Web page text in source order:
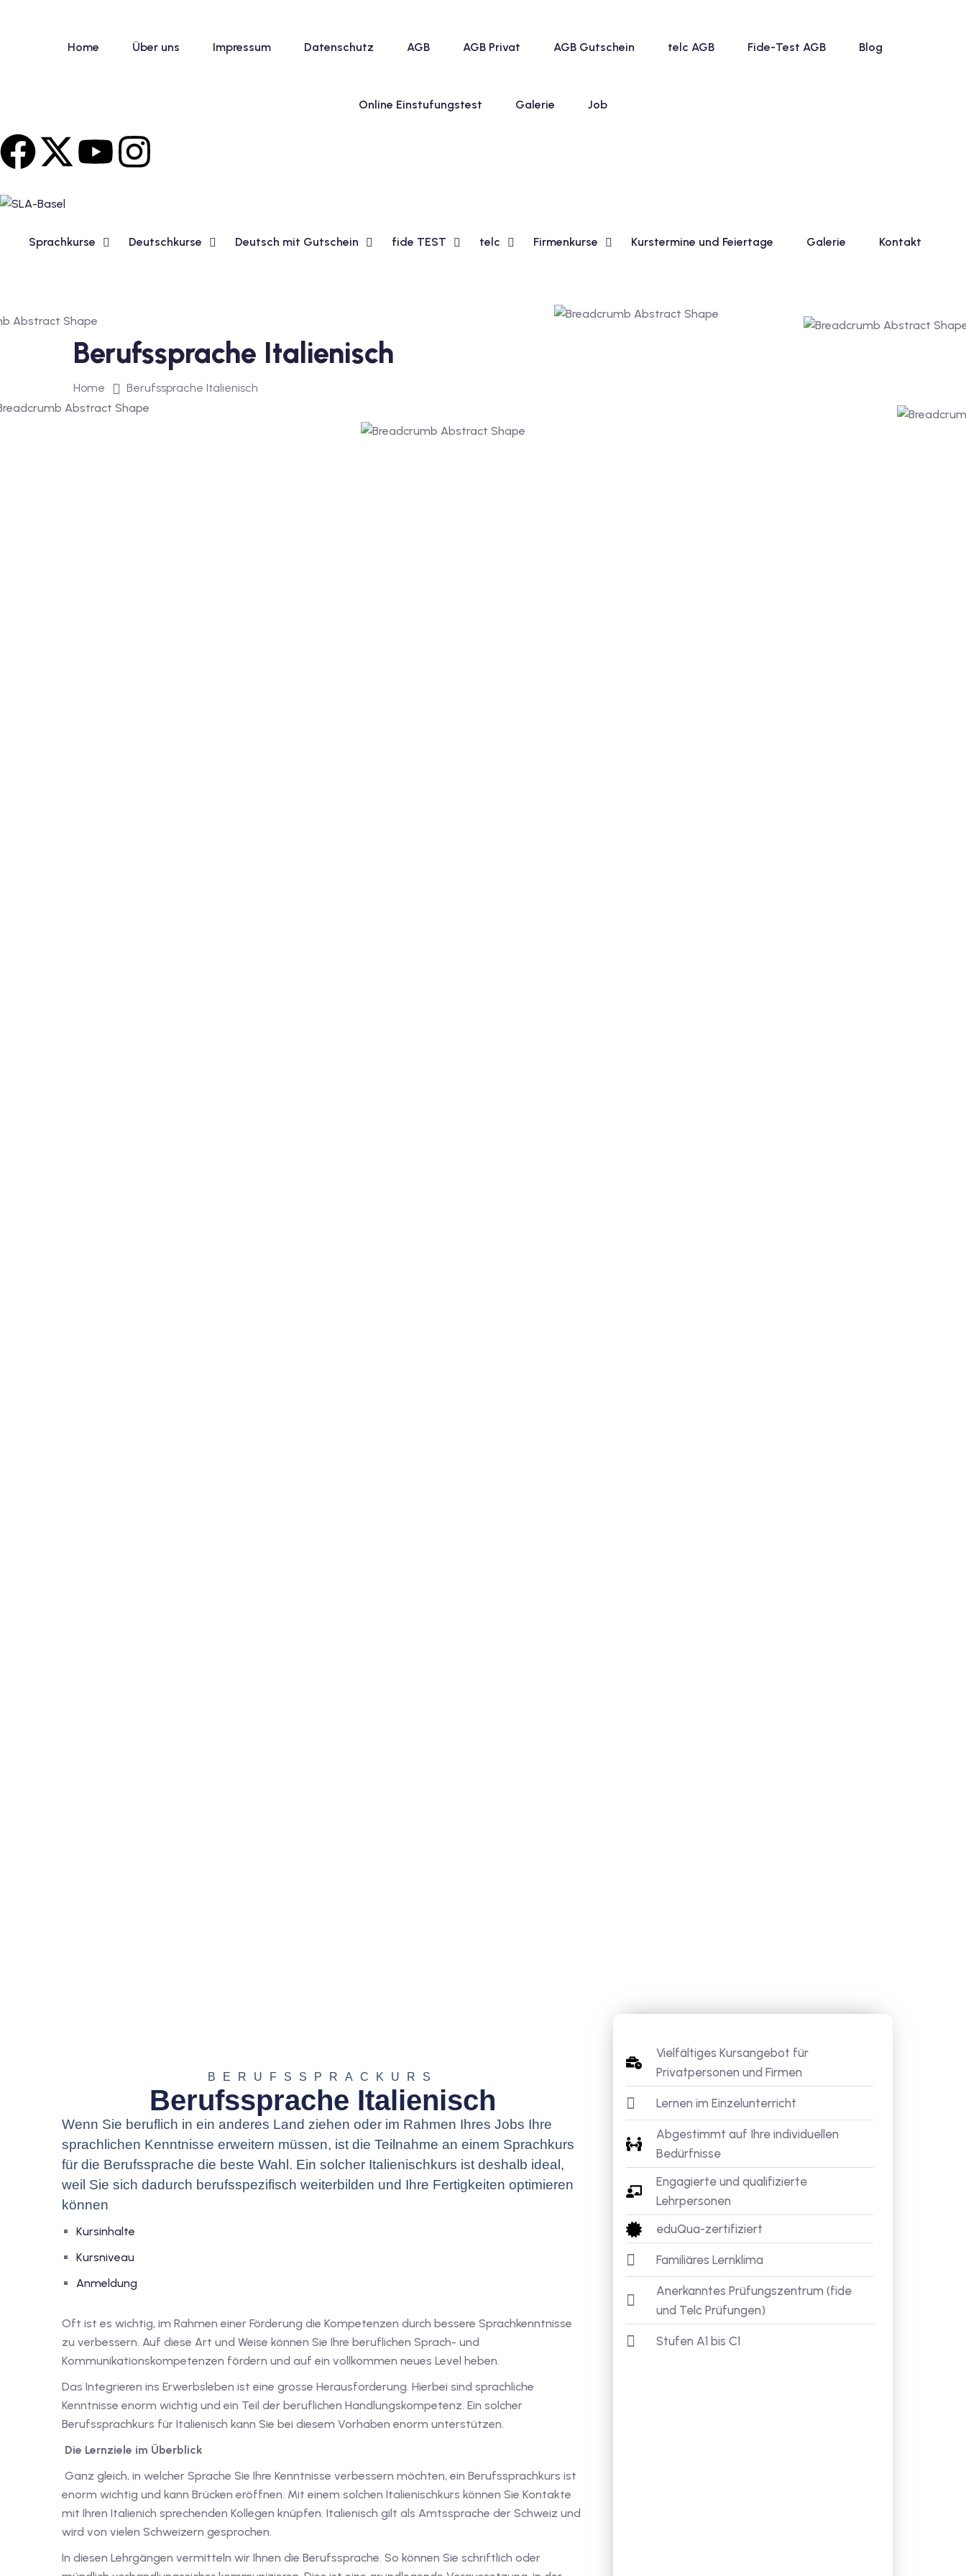
Home Über uns Impressum Datenschutz AGB AGB Privat AGB Gutschein telc AGB Fide-Test AGB Blog
Online Einstufungstest Galerie Job
Sprachkurse Deutschkurse Deutsch mit Gutschein fide TEST telc Firmenkurse Kurstermine und Feiertage Galerie Kontakt
Berufssprache Italienisch
Home Berufssprache Italienisch
BERUFSSPRACKURS
Berufssprache Italienisch
Wenn Sie beruflich in ein anderes Land ziehen oder im Rahmen Ihres Jobs Ihre
sprachlichen Kenntnisse erweitern müssen, ist die Teilnahme an einem Sprachkurs
für die Berufssprache die beste Wahl. Ein solcher Italienischkurs ist deshalb ideal,
weil Sie sich dadurch berufsspezifisch weiterbilden und Ihre Fertigkeiten optimieren
können
Kursinhalte
Kursniveau
Anmeldung
Oft ist es wichtig, im Rahmen einer Förderung die Kompetenzen durch bessere Sprachkenntnisse
zu verbessern. Auf diese Art und Weise können Sie Ihre beruflichen Sprach- und
Kommunikationskompetenzen fördern und auf ein vollkommen neues Level heben.
Das Integrieren ins Erwerbsleben ist eine grosse Herausforderung. Hierbei sind sprachliche
Kenntnisse enorm wichtig und ein Teil der beruflichen Handlungskompetenz. Ein solcher
Berufssprachkurs für Italienisch kann Sie bei diesem Vorhaben enorm unterstützen.
Die Lernziele im Überblick
Ganz gleich, in welcher Sprache Sie Ihre Kenntnisse verbessern möchten, ein Berufssprachkurs ist
enorm wichtig und kann Brücken eröffnen. Mit einem solchen Italienischkurs können Sie Kontakte
mit Ihren Italienich sprechenden Kollegen knüpfen. Italienisch gilt als Amtssprache der Schweiz und
wird von vielen Schweizern gesprochen.
In diesen Lehrgängen vermitteln wir Ihnen die Berufssprache. So können Sie schriftlich oder
Vielfältiges Kursangebot für
Privatpersonen und Firmen
Lernen im Einzelunterricht
Abgestimmt auf Ihre individuellen
Bedürfnisse
Engagierte und qualifizierte
Lehrpersonen
eduQua-zertifiziert
Familiäres Lernklima
Anerkanntes Prüfungszentrum (fide
und Telc Prüfungen)
Stufen A1 bis C1